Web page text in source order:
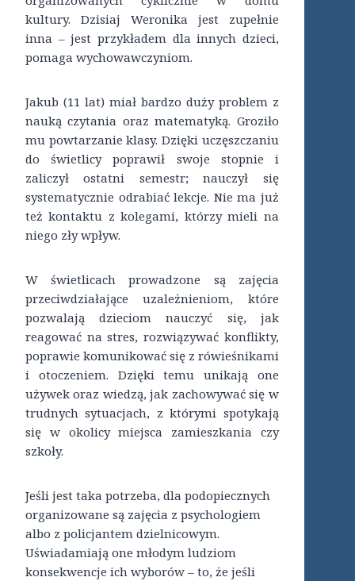
kultury. Dzisiaj Weronika jest zupełnie
inna – jest przykładem dla innych dzieci,
pomaga wychowawczyniom.
Jakub (11 lat) miał bardzo duży problem z
nauką czytania oraz matematyką. Groziło
mu powtarzanie klasy. Dzięki uczęszczaniu
do świetlicy poprawił swoje stopnie i
zaliczył ostatni semestr; nauczył się
systematycznie odrabiać lekcje. Nie ma już
też kontaktu z kolegami, którzy mieli na
niego zły wpływ.
W świetlicach prowadzone są zajęcia
przeciwdziałające uzależnieniom, które
pozwalają dzieciom nauczyć się, jak
reagować na stres, rozwiązywać konflikty,
poprawie komunikować się z rówieśnikami
i otoczeniem. Dzięki temu unikają one
używek oraz wiedzą, jak zachowywać się w
trudnych sytuacjach, z którymi spotykają
się w okolicy miejsca zamieszkania czy
szkoły.
Jeśli jest taka potrzeba, dla podopiecznych
organizowane są zajęcia z psychologiem
albo z policjantem dzielnicowym.
Uświadamiają one młodym ludziom
konsekwencje ich wyborów – to, że jeśli